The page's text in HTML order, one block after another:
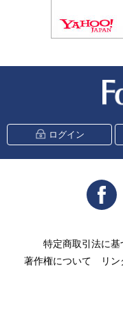
ログイン
特定商取引法に基
著作権について
リ